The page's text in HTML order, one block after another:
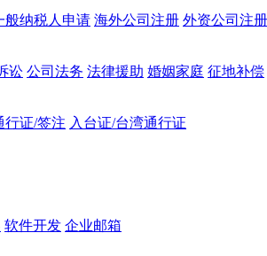
般纳税人申请 海外公司注册 外资公司注册
讼 公司法务 法律援助 婚姻家庭 征地补偿
行证/签注 入台证/台湾通行证
软件开发 企业邮箱